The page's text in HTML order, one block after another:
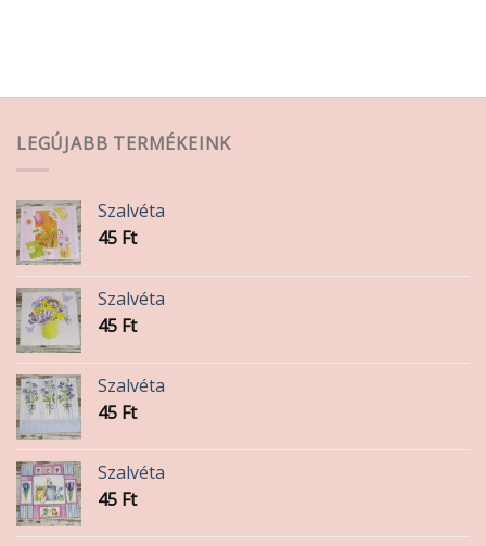
LEGÚJABB TERMÉKEINK
Szalvéta
45 Ft
Szalvéta
45 Ft
Szalvéta
45 Ft
Szalvéta
45 Ft